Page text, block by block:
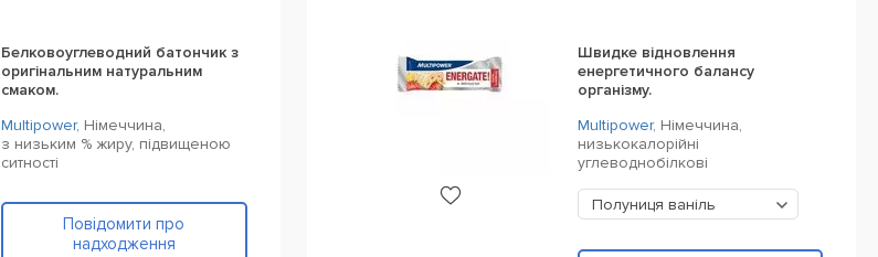
Белковоуглеводний батончик з
оригінальним натуральним
смаком.
Multipower, Німеччина,
з низьким % жиру, підвищеною
ситності
Повідомити про
надходження
Швидке відновлення
енергетичного балансу
організму.
Multipower, Німеччина,
низькокалорійні
углеводнобілкові
Полуниця ваніль